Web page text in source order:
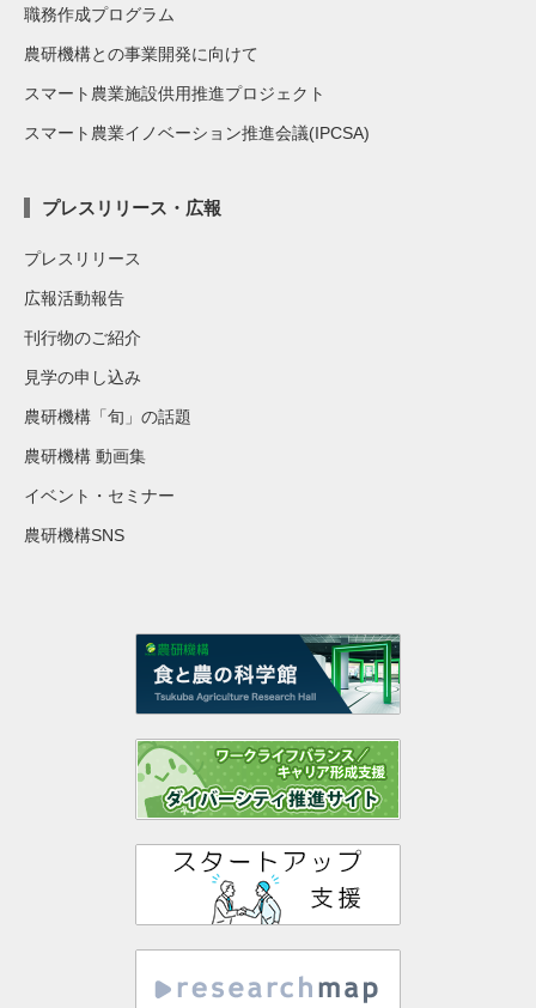
職務作成プログラム
農研機構との事業開発に向けて
スマート農業施設供用推進プロジェクト
スマート農業イノベーション推進会議(IPCSA)
プレスリリース・広報
プレスリリース
広報活動報告
刊行物のご紹介
見学の申し込み
農研機構「旬」の話題
農研機構 動画集
イベント・セミナー
農研機構SNS